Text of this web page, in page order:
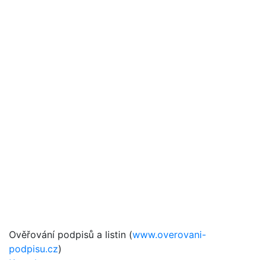
Ověřování podpisů a listin (www.overovani-
podpisu.cz)